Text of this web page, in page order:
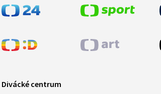
Divácké centrum